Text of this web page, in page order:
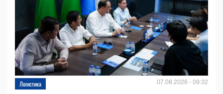
Логистика 07.08.2026 - 09:32